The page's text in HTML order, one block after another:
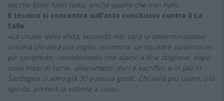
secche butti fuori tutto, anche quello che non hai».
Il tecnico si concentra sull'atto conclusivo contro il La
Salle.
«La chiave della sfida, secondo me, sarà la determinazione:
vincerà chi avrà più voglia, insomma. Le squadre saranno un
po' spremute, considerando che siamo a fine stagione, dopo
nove mesi di corse, allenamenti duri e sacrifici, e in più in
Sardegna ci sono già 30 e passa gradi. Chi avrà più cuore, più
spirito, porterà la vittoria a casa».